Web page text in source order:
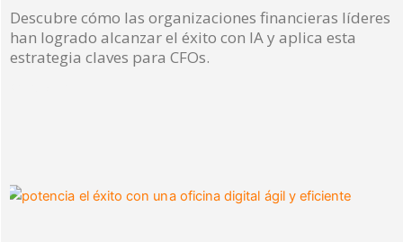
Descubre cómo las organizaciones financieras líderes
han logrado alcanzar el éxito con IA y aplica esta
estrategia claves para CFOs.